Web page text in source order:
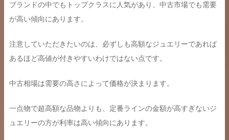
ブランドの中でもトップクラスに人気があり、中古市場でも需要
が高い傾向にあります。
注意していただきたいのは、必ずしも高額なジュエリーであれば
あるほど高値が付きやすいわけではない点です。
中古相場は需要の高さによって価格が決まります。
一点物で超高額な品物よりも、定番ラインの金額が高すぎないジ
ュエリーの方が利率は高い傾向にあります。